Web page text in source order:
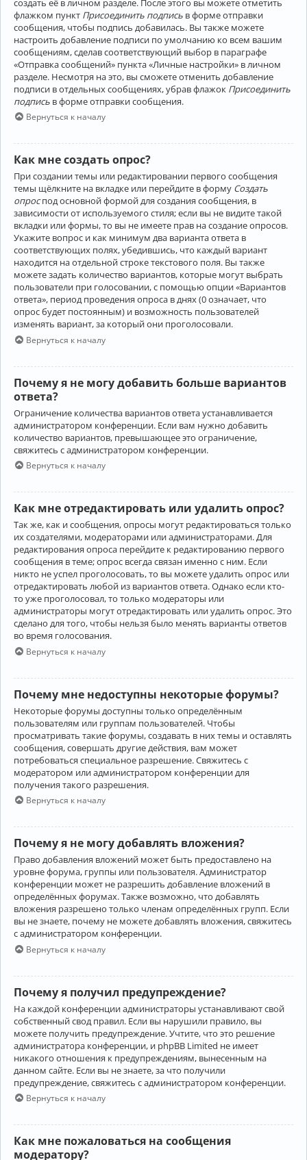
флажком пункт Присоединить подпись в форме отправки
сообщения, чтобы подпись добавилась. Вы также можете
настроить добавление подписи по умолчанию ко всем вашим
сообщениям, сделав соответствующий выбор в параграфе
«Отправка сообщений» пункта «Личные настройки» в личном
разделе. Несмотря на это, вы сможете отменить добавление
подписи в отдельных сообщениях, убрав флажок Присоединить
подпись в форме отправки сообщения.
Вернуться к началу
Как мне создать опрос?
При создании темы или редактировании первого сообщения
темы щёлкните на вкладке или перейдите в форму Создать
опроспод основной формой для создания сообщения, в
зависимости от используемого стиля; если вы не видите такой
вкладки или формы, то вы не имеете прав на создание опросов.
Укажите вопрос и как минимум два варианта ответа в
соответствующих полях, убедившись, что каждый вариант
находится на отдельной строке текстового поля. Вы также
можете задать количество вариантов, которые могут выбрать
пользователи при голосовании, с помощью опции «Вариантов
ответа», период проведения опроса в днях (0 означает, что
опрос будет постоянным) и возможность пользователей
изменять вариант, за который они проголосовали.
Вернуться к началу
Почему я не могу добавить больше вариантов
ответа?
Ограничение количества вариантов ответа устанавливается
администратором конференции. Если вам нужно добавить
количество вариантов, превышающее это ограничение,
свяжитесь с администратором конференции.
Вернуться к началу
Как мне отредактировать или удалить опрос?
Так же, как и сообщения, опросы могут редактироваться только
их создателями, модераторами или администраторами. Для
редактирования опроса перейдите к редактированию первого
сообщения в теме; опрос всегда связан именно с ним. Если
никто не успел проголосовать, то вы можете удалить опрос или
отредактировать любой из вариантов ответа. Однако если кто-
то уже проголосовал, то только модераторы или
администраторы могут отредактировать или удалить опрос. Это
сделано для того, чтобы нельзя было менять варианты ответов
во время голосования.
Вернуться к началу
Почему мне недоступны некоторые форумы?
Некоторые форумы доступны только определённым
пользователям или группам пользователей. Чтобы
просматривать такие форумы, создавать в них темы и оставлять
сообщения, совершать другие действия, вам может
потребоваться специальное разрешение. Свяжитесь с
модератором или администратором конференции для
получения такого разрешения.
Вернуться к началу
Почему я не могу добавлять вложения?
Право добавления вложений может быть предоставлено на
уровне форума, группы или пользователя. Администратор
конференции может не разрешить добавление вложений в
определённых форумах. Также возможно, что добавлять
вложения разрешено только членам определённых групп. Если
вы не знаете, почему не можете добавлять вложения, свяжитесь
с администратором конференции.
Вернуться к началу
Почему я получил предупреждение?
На каждой конференции администраторы устанавливают свой
собственный свод правил. Если вы нарушили правило, вы
можете получить предупреждение. Учтите, что это решение
администратора конференции, и phpBB Limited не имеет
никакого отношения к предупреждениям, вынесенным на
данном сайте. Если вы не знаете, за что получили
предупреждение, свяжитесь с администратором конференции.
Вернуться к началу
Как мне пожаловаться на сообщения
модератору?